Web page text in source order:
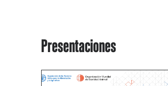
Presentaciones